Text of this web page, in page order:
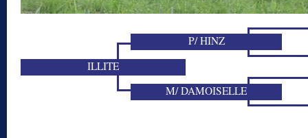
ILLITE
P/ HINZ
M/ DAMOISELLE